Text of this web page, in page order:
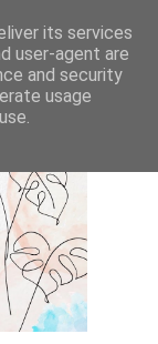
its services
user-agent are
and security
usage